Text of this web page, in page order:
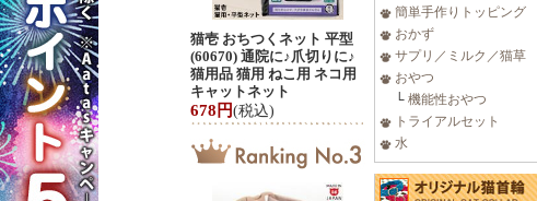
猫壱 おちつくネット 平型
(60670) 通院に♪爪切りに♪
猫用品 猫用 ねこ用 ネコ用
キャットネット
678円(税込)
簡単手作りトッピング
おかず
サプリ／ミルク／猫草
おやつ
└ 機能性おやつ
トライアルセット
水